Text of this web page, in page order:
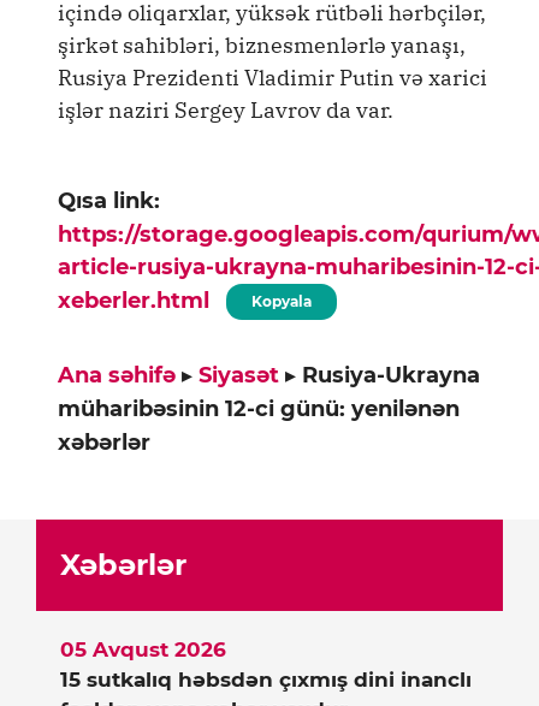
içində oliqarxlar, yüksək rütbəli hərbçilər,
şirkət sahibləri, biznesmenlərlə yanaşı,
Rusiya Prezidenti Vladimir Putin və xarici
işlər naziri Sergey Lavrov da var.
Qısa link:
https://storage.googleapis.com/qurium/
article-rusiya-ukrayna-muharibesinin-12-
xeberler.html
Kopyala
Ana səhifə ▸ Siyasət ▸ Rusiya-Ukrayna
müharibəsinin 12-ci günü: yenilənən
xəbərlər
Xəbərlər
15 sutkalıq həbsdən çıxmış dini inanclı
05 Avqust 2026